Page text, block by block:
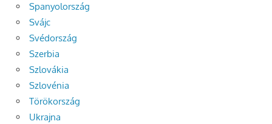
Spanyolország
Svájc
Svédország
Szerbia
Szlovákia
Szlovénia
Törökország
Ukrajna